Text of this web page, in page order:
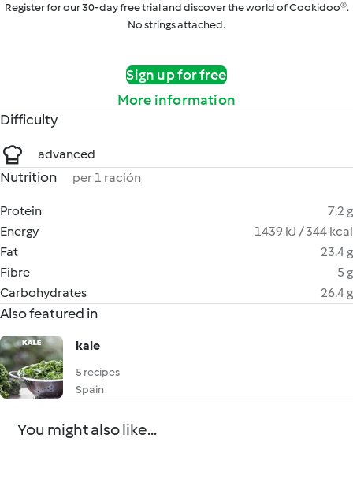
Register for our 30-day free trial and discover the world of Cookidoo®.
No strings attached.
Sign up for free
More information
Difficulty
advanced
Nutrition per 1 ración
Protein
7.2 g
Energy
1439 kJ / 344 kcal
Fat
23.4 g
Fibre
5 g
Carbohydrates
26.4 g
Also featured in
kale
5 recipes
Spain
You might also like...